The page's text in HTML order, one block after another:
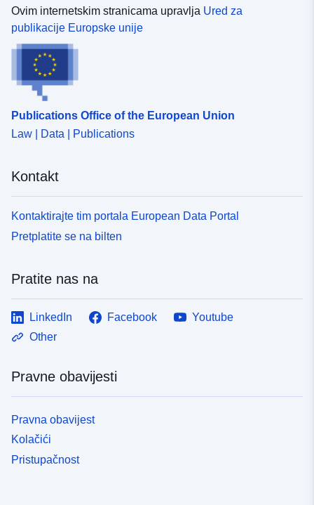
Ovim internetskim stranicama upravlja Ured za
publikacije Europske unije
Publications Office of the European Union
Law | Data | Publications
Kontakt
Kontaktirajte tim portala European Data Portal
Pretplatite se na bilten
Pratite nas na
LinkedIn Facebook
Youtube
Other
Pravne obavijesti
Pravna obavijest
Kolačići
Pristupačnost